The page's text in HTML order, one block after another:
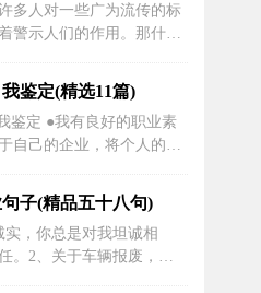
见附...
多人对一些广为流传的标
警示人们的作用。那什么
阅读，希望大家能够喜
几天里，愿尽的可能，
信自己的梦想与汗水，成
！2、千淘万...
鉴定(精选11篇)
鉴定 ●我有良好的职业素
自己的企业，将个人的职
工作压力;吃苦耐劳，注重
的工作热情和活力。成为
经营汽车人。将是我一直
...
子(精品五十八句)
，你总是对我坦诚相
。2、关于车辆报废，排